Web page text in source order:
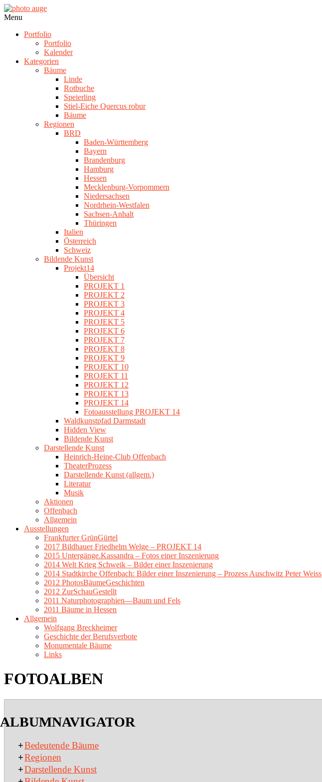
Skip
to
photo
Navigation
Menu
Portfolio
Portfolio
Kalender
Kategorien
Bäume
Linde
Rotbuche
Speierling
Stiel-Eiche Quercus robur
Bäume
Regionen
BRD
Baden-Württemberg
Bayern
Brandenburg
Hamburg
Hessen
Mecklenburg-Vorpommern
Niedersachsen
Nordrhein-Westfalen
Sachsen-Anhalt
Thüringen
Italien
Österreich
Schweiz
Bildende Kunst
Projekt14
Übersicht
PROJEKT 1
PROJEKT 2
PROJEKT 3
PROJEKT 4
PROJEKT 5
PROJEKT 6
PROJEKT 7
PROJEKT 8
PROJEKT 9
PROJEKT 10
PROJEKT 11
PROJEKT 12
PROJEKT 13
PROJEKT 14
Fotoausstellung PROJEKT 14
Waldkunstpfad Darmstadt
Hidden View
Bildende Kunst
Darstellende Kunst
Heinrich-Heine-Club Offenbach
TheaterProzess
Darstellende Kunst (allgem.)
Literatur
Musik
Aktionen
Offenbach
Allgemein
Ausstellungen
Frankfurter GrünGürtel
2017 Bildhauer Friedhelm Welge – PROJEKT 14
2015 Untergänge.Kassandra – Fotos einer Inszenierung
2014 Welt Krieg Schweik – Bilder einer Inszenierung
2014 Stadtkirche Offenbach: Bilder einer Inszenierung – Prozess Auschwitz Peter Weiss
2012 PhotosBäumeGeschichten
2012 ZurSchauGestellt
2011 Naturphotographien—Baum und Fels
2011 Bäume in Hessen
Allgemein
Wolfgang Breckheimer
Geschichte der Berufsverbote
Monumentale Bäume
Links
FOTOALBEN
15
ALBUMNAVIGATOR
+Bedeutende Bäume
+Regionen
+Darstellende Kunst